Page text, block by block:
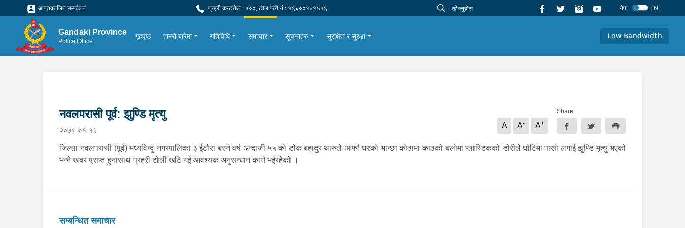
आपतकालिन सम्पर्क नं प्रहरी कन्ट्रोल : १००, टोल फ्री नं.: १६६००१४१५१६ नेपा EN
Gandaki Province
Police Office
गृहपृष्ठ हाम्रो बारेमा गतिविधि समाचार सूचनाहरु सुरक्षित र सुरक्षा Low Bandwidth
नवलपरासी पूर्व: झुण्डि मृत्यु
२०७९-०१-१२
A A- A+
Share
जिल्ला नवलपरासी (पूर्व) मध्यविन्दु नगरपालिका ३ ईटौरा बस्ने वर्ष अन्दाजी ५५ को टोक बहादुर थारुले आफ्नै घरको भान्छा कोठामा काठको बलोमा प्लास्टिकको डोरीले घाँटिमा पासो लगाई झुण्डि मृत्यु भएको
भन्ने खबर प्राप्त हुनासाथ प्रहरी टोली खटि गई आवश्यक अनुसन्धान कार्य भईरहेको ।
सम्बन्धित समाचार